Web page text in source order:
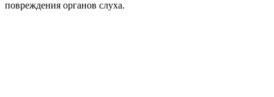
повреждения органов слуха.